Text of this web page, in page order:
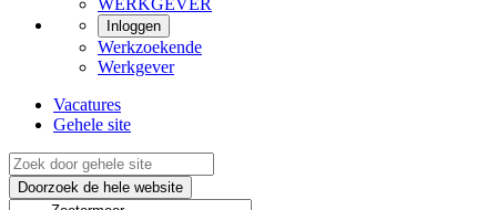
WERKGEVER
Inloggen
Werkzoekende
Werkgever
Vacatures
Gehele site